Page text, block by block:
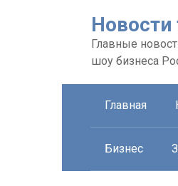
Главные
шоу бизнеса
Главная
Бизнес